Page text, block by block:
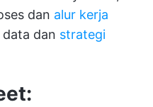
dan alur kerja
dan strategi